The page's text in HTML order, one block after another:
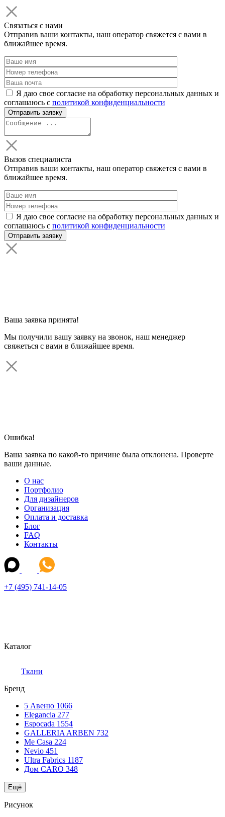
Связаться с нами
Отправив ваши контакты, наш оператор свяжется с вами в
ближайшее время.
Я даю свое согласие на обработку персональных данных и
соглашаюсь с политикой конфиденциальности
Вызов специалиста
Отправив ваши контакты, наш оператор свяжется с вами в
ближайшее время.
Я даю свое согласие на обработку персональных данных и
соглашаюсь с политикой конфиденциальности
Ваша заявка принята!
Мы получили вашу заявку на звонок, наш менеджер
свяжеться с вами в ближайшее время.
Ошибка!
Ваша заявка по какой-то причине была отклонена. Проверте
ваши данные.
О нас
Портфолио
Для дизайнеров
Организация
Оплата и доставка
Блог
FAQ
Контакты
+7 (495) 741-14-05
Каталог
Ткани
Бренд
5 Авеню 1066
Elegancia 277
Espocada 1554
GALLERIA ARBEN 732
Me Casa 224
Nevio 451
Ultra Fabrics 1187
Дом CARO 348
Ещё
Рисунок